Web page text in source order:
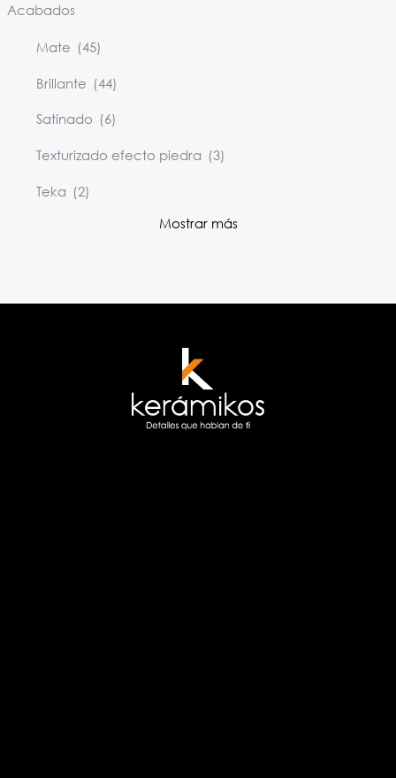
Acabados
Mate (45)
Brillante (44)
Satinado (6)
Texturizado efecto piedra (3)
Teka (2)
Mostrar más